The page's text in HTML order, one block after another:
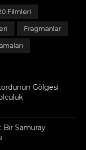
Filmleri
Fragmanlar
Gölgesi
Bir Samuray